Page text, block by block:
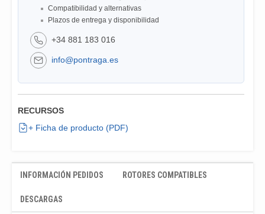
Compatibilidad y alternativas
Plazos de entrega y disponibilidad
+34 881 183 016
info@pontraga.es
RECURSOS
+ Ficha de producto (PDF)
INFORMACIÓN PEDIDOS ROTORES COMPATIBLES
DESCARGAS